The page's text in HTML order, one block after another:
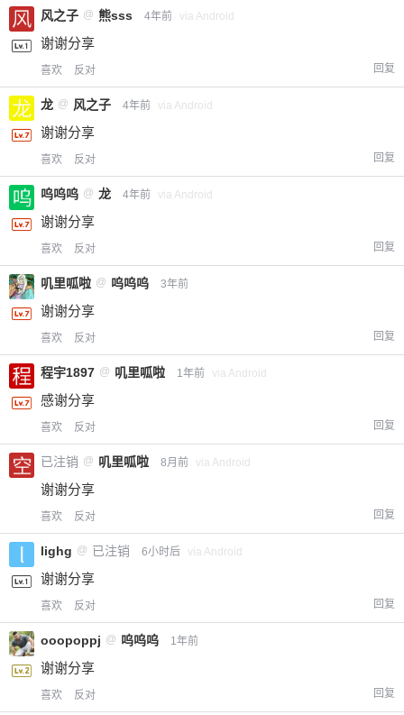
风之子 @ 熊sss 4年前 via Android
谢谢分享
喜欢 反对 回复
龙 @ 风之子 4年前 via Android
谢谢分享
喜欢 反对 回复
呜呜呜 @ 龙 4年前 via Android
谢谢分享
喜欢 反对 回复
叽里呱啦 @ 呜呜呜 3年前
谢谢分享
喜欢 反对 回复
程宇1897 @ 叽里呱啦 1年前 via Android
感谢分享
喜欢 反对 回复
已注销 @ 叽里呱啦 8月前 via Android
谢谢分享
喜欢 反对 回复
lighg @ 已注销 6小时后 via Android
谢谢分享
喜欢 反对 回复
ooopoppj @ 呜呜呜 1年前
谢谢分享
喜欢 反对 回复